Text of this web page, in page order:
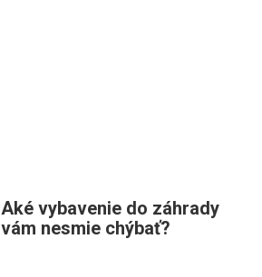
Aké vybavenie do záhrady
vám nesmie chýbať?